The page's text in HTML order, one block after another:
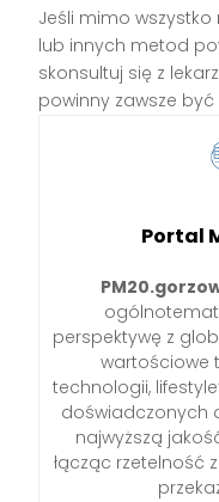
Jeśli mimo wszystko
lub innych metod
skonsultuj się z
powinny zawsze
Portal
perspektywę z
wartościowe
technologii,
doświadczonych
najwyższą
łącząc rzetelność